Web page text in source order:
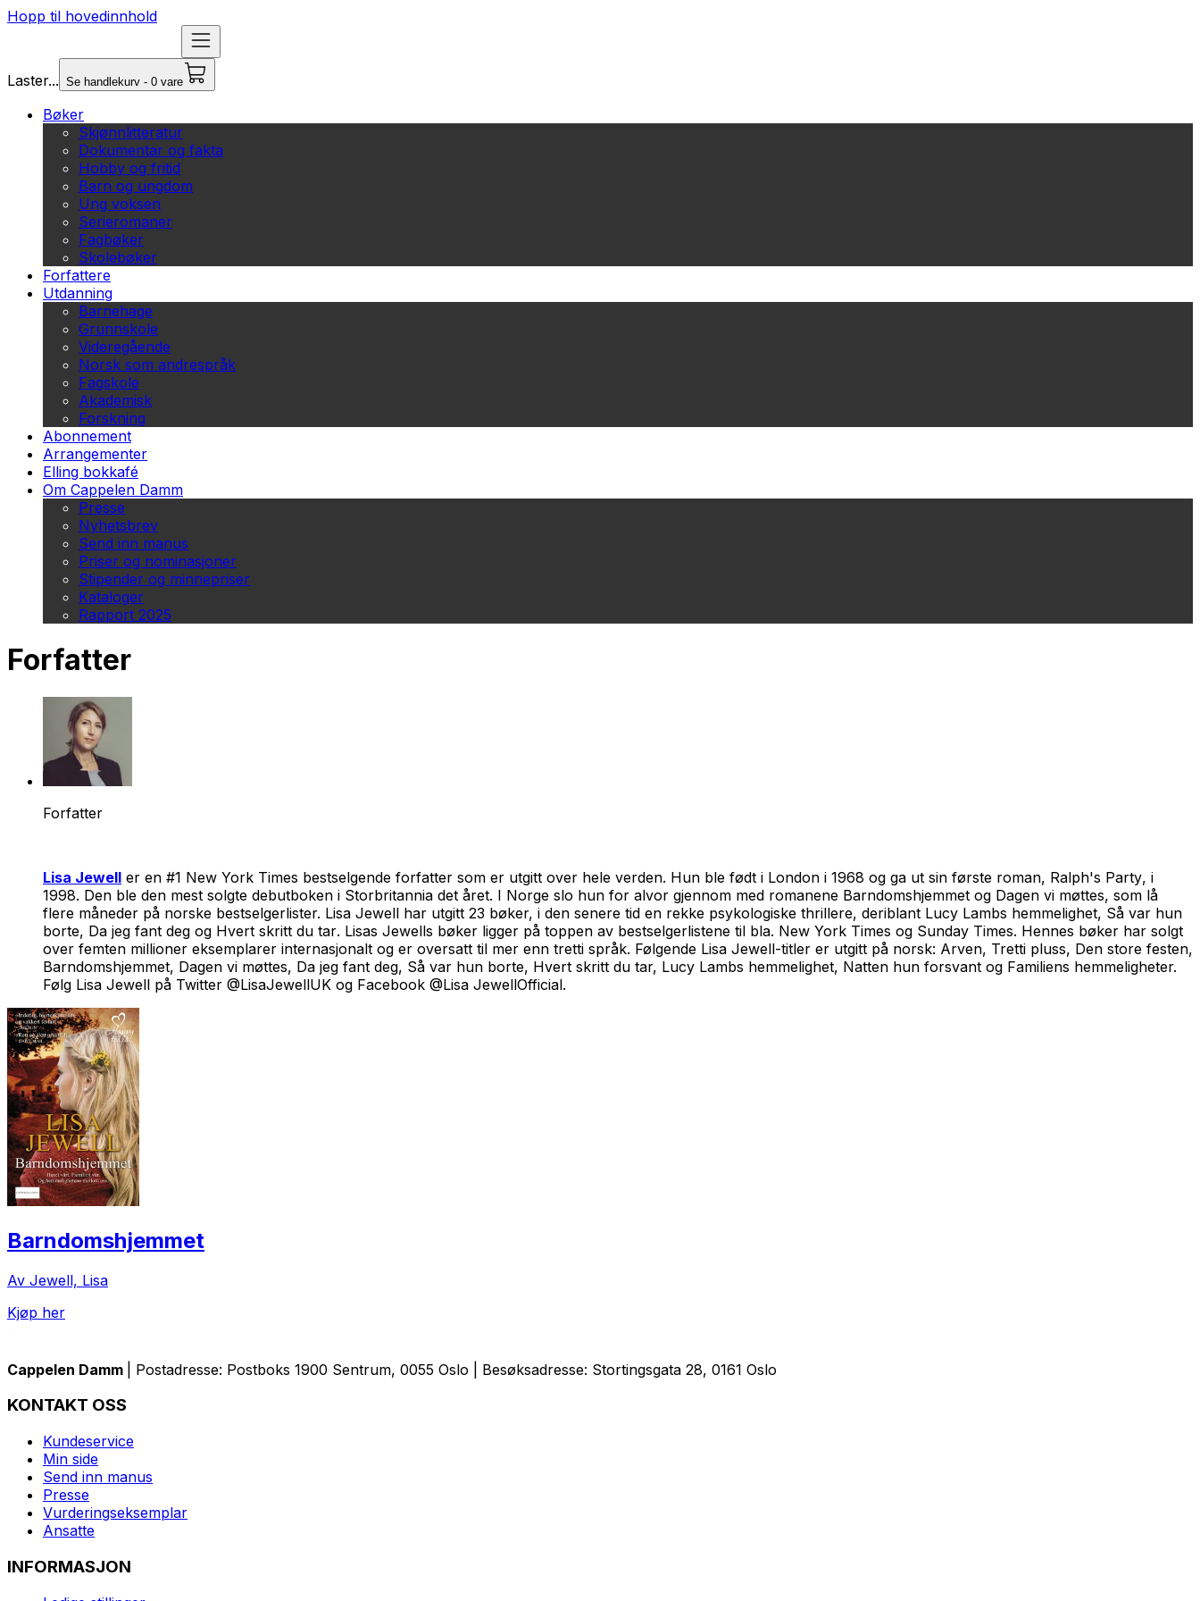
Hopp til hovedinnhold
Laster... Se handlekurv - 0 vare
Bøker
Skjønnlitteratur
Dokumentar og fakta
Hobby og fritid
Barn og ungdom
Ung voksen
Serieromaner
Fagbøker
Skolebøker
Forfattere
Utdanning
Barnehage
Grunnskole
Videregående
Norsk som andrespråk
Fagskole
Akademisk
Forskning
Abonnement
Arrangementer
Elling bokkafé
Om Cappelen Damm
Presse
Nyhetsbrev
Send inn manus
Priser og nominasjoner
Stipender og minnepriser
Kataloger
Rapport 2025
Forfatter
Forfatter
Lisa Jewell er en #1 New York Times bestselgende forfatter som er utgitt over hele verden. Hun ble født i London i 1968 og ga ut sin første roman, Ralph's Party, i
1998. Den ble den mest solgte debutboken i Storbritannia det året. I Norge slo hun for alvor gjennom med romanene Barndomshjemmet og Dagen vi møttes, som lå
flere måneder på norske bestselgerlister. Lisa Jewell har utgitt 23 bøker, i den senere tid en rekke psykologiske thrillere, deriblant Lucy Lambs hemmelighet, Så var hun
borte, Da jeg fant deg og Hvert skritt du tar. Lisas Jewells bøker ligger på toppen av bestselgerlistene til bla. New York Times og Sunday Times. Hennes bøker har solgt
over femten millioner eksemplarer internasjonalt og er oversatt til mer enn tretti språk. Følgende Lisa Jewell-titler er utgitt på norsk: Arven, Tretti pluss, Den store festen,
Barndomshjemmet, Dagen vi møttes, Da jeg fant deg, Så var hun borte, Hvert skritt du tar, Lucy Lambs hemmelighet, Natten hun forsvant og Familiens hemmeligheter.
Følg Lisa Jewell på Twitter @LisaJewellUK og Facebook @Lisa JewellOfficial.
Barndomshjemmet
Av Jewell, Lisa
Kjøp her
Cappelen Damm | Postadresse: Postboks 1900 Sentrum, 0055 Oslo | Besøksadresse: Stortingsgata 28, 0161 Oslo
KONTAKT OSS
Kundeservice
Min side
Send inn manus
Presse
Vurderingseksemplar
Ansatte
INFORMASJON